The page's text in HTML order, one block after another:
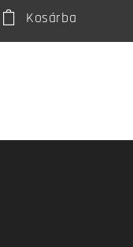
Kosárba